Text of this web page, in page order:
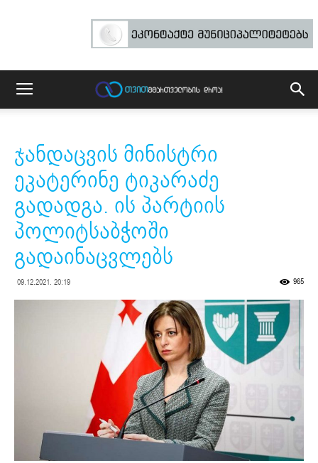
ჯანდაცვის მინისტრი
ეკატერინე ტიკარაძე
გადადგა. ის პარტიის
პოლიტსაბჭოში
გადაინაცვლებს
09.12.2021. 20:19 965